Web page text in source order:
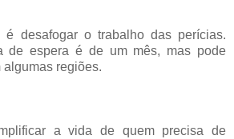
é desafogar o trabalho das perícias.
de espera é de um mês, mas pode
regiões.
a vida de quem precisa de